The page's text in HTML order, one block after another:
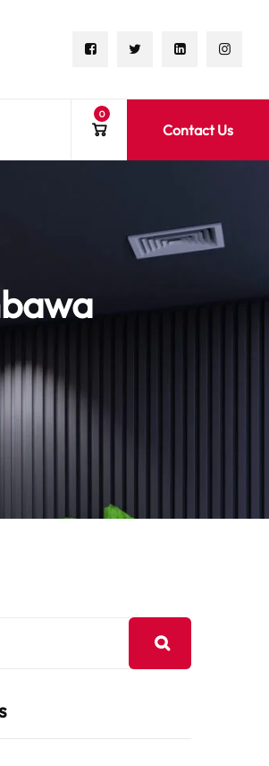
0
Contact Us